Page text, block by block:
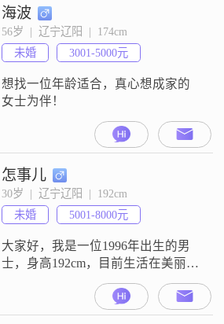
身，无不良嗜好。生活上，会做一
些家常菜。性格随和易相处，为人
真诚，对待感情专一。希望找个懂
得关心人的另一半一起共度余
生！！！
海波
56岁  |  辽宁辽阳  |  174cm
未婚
3001-5000元
想找一位年龄适合，真心想成家的
女士为伴！
怎事儿
30岁  |  辽宁辽阳  |  192cm
未婚
5001-8000元
大家好，我是一位1996年出生的男
士，身高192cm，目前生活在美丽的
辽阳##3002##我拥有大专学历，在
工作中勤奋努力，月收入稳定在
5001-8000元之间##3002##我性格稳